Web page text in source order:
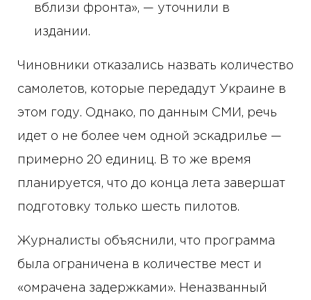
вблизи фронта», — уточнили в
издании.
Чиновники отказались назвать количество
самолетов, которые передадут Украине в
этом году. Однако, по данным СМИ, речь
идет о не более чем одной эскадрилье —
примерно 20 единиц. В то же время
планируется, что до конца лета завершат
подготовку только шесть пилотов.
Журналисты объяснили, что программа
была ограничена в количестве мест и
«омрачена задержками». Неназванный